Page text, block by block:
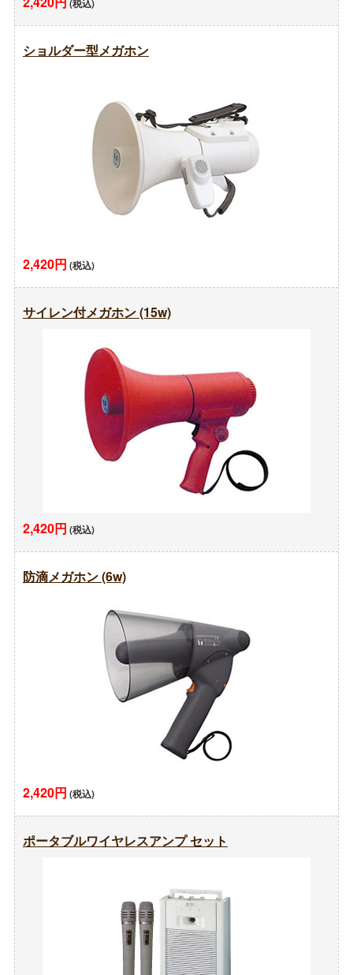
(税込)
ショルダー型メガホン
2,420円 (税込)
サイレン付メガホン (15w)
2,420円 (税込)
防滴メガホン (6w)
2,420円 (税込)
ポータブルワイヤレスアンプ セット